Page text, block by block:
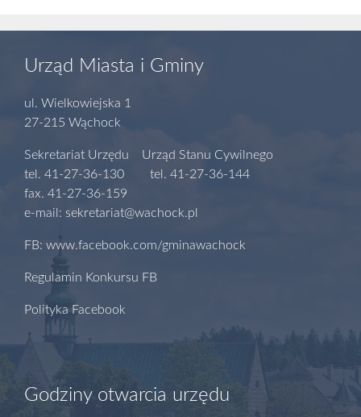
Urząd Miasta i Gminy
ul. Wielkowiejska 1
27-215 Wąchock
Sekretariat Urzędu Urząd Stanu Cywilnego
tel. 41-27-36-130 tel. 41-27-36-144
fax. 41-27-36-159
e-mail: sekretariat@wachock.pl
FB: www.facebook.com/gminawachock
Regulamin Konkursu FB
Polityka Facebook
Godziny otwarcia urzędu